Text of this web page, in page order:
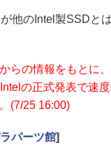
他のIntel製SSDと
らの情報をもとに
の正式発表で速
(7/25 16:00)
ラパーツ館]